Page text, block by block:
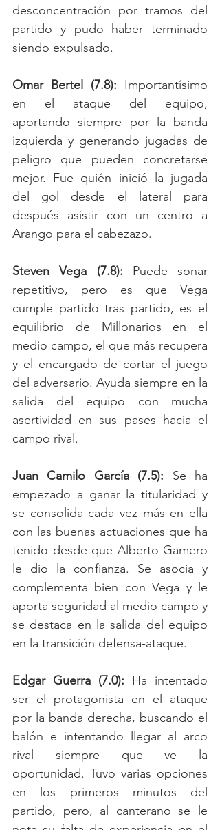
desconcentración por tramos del
partido y pudo haber terminado
siendo expulsado.
Omar Bertel (7.8): Importantísimo
en el ataque del equipo,
aportando siempre por la banda
izquierda y generando jugadas de
peligro que pueden concretarse
mejor. Fue quién inició la jugada
del gol desde el lateral para
después asistir con un centro a
Arango para el cabezazo.
Steven Vega (7.8): Puede sonar
repetitivo, pero es que Vega
cumple partido tras partido, es el
equilibrio de Millonarios en el
medio campo, el que más recupera
y el encargado de cortar el juego
del adversario. Ayuda siempre en la
salida del equipo con mucha
asertividad en sus pases hacia el
campo rival.
Juan Camilo García (7.5): Se ha
empezado a ganar la titularidad y
se consolida cada vez más en ella
con las buenas actuaciones que ha
tenido desde que Alberto Gamero
le dio la confianza. Se asocia y
complementa bien con Vega y le
aporta seguridad al medio campo y
se destaca en la salida del equipo
en la transición defensa-ataque.
Edgar Guerra (7.0): Ha intentado
ser el protagonista en el ataque
por la banda derecha, buscando el
balón e intentando llegar al arco
rival siempre que ve la
oportunidad. Tuvo varias opciones
en los primeros minutos del
partido, pero, al canterano se le